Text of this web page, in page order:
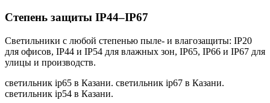
Степень защиты IP44–IP67
Светильники с любой степенью пыле- и влагозащиты: IP20
для офисов, IP44 и IP54 для влажных зон, IP65, IP66 и IP67 для
улицы и производств.
светильник ip65 в Казани. светильник ip67 в Казани.
светильник ip54 в Казани.